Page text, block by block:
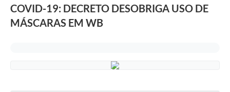
COVID-19: DECRETO DESOBRIGA USO DE
MÁSCARAS EM WB